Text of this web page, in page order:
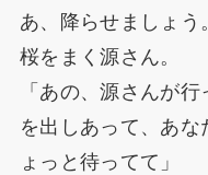
あ、降らせましょう
桜をまく源さん。
「あの、源さんが
を出しあって、あ
ょっと待ってて」